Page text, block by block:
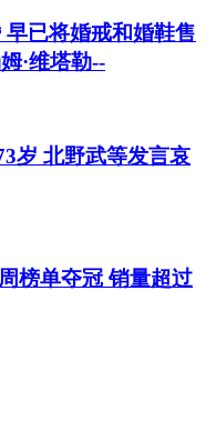
早已将婚戒和婚鞋售
·维塔勒--
岁 北野武等发言哀
榜单夺冠 销量超过